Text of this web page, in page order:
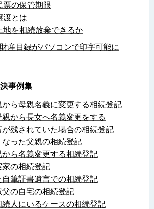
票の保管期限
渡とは
地を相続放棄できるか
産目録がパソコンで印字可能に
事例集
から母親名義に変更する相続登記
から長女へ名義変更をする
が残されていた場合の相続登記
なった父親の相続登記
から名義変更する相続登記
家の相続登記
自筆証書遺言での相続登記
父の自宅の相続登記
続人にいるケースの相続登記